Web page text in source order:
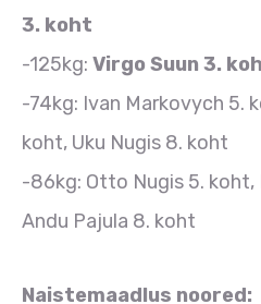
3. koht
-125kg: Virgo Suun 3.
-74kg: Ivan Markovych 5.
koht, Uku Nugis 8. koht
-86kg: Otto Nugis 5. koht,
Andu Pajula 8. koht
Naistemaadlus noored: